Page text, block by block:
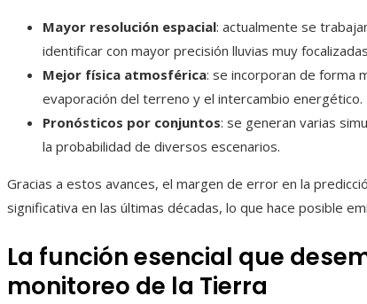
Mayor resolución espacial: actualmente se
identificar con mayor precisión lluvias muy
Mejor física atmosférica: se incorporan de forma
evaporación del terreno y el intercambio energético.
Pronósticos por conjuntos: se generan varias
la probabilidad de diversos escenarios.
Gracias a estos avances, el margen de error en la
significativa en las últimas décadas, lo que hace posible
La función esencial que
monitoreo de la Tierra